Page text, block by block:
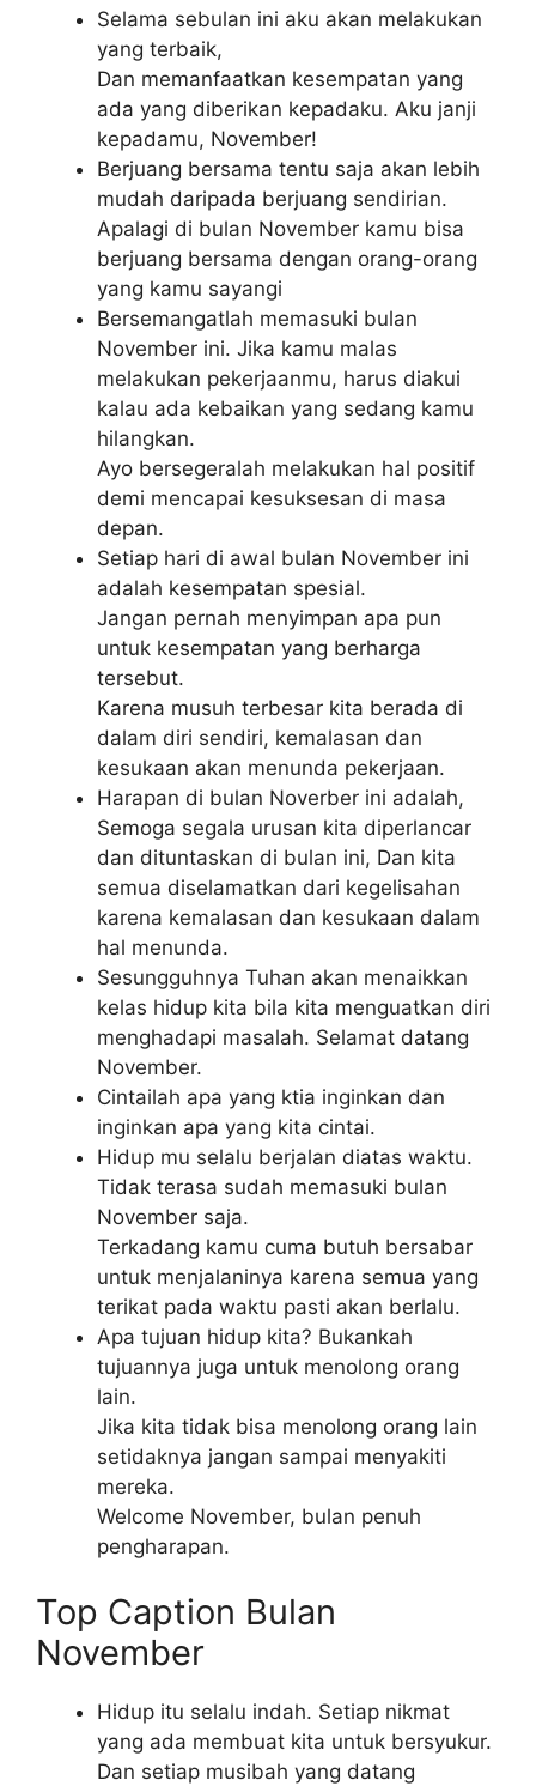
Selama sebulan ini aku akan melakukan
yang terbaik,
Dan memanfaatkan kesempatan yang
ada yang diberikan kepadaku. Aku janji
kepadamu, November!
Berjuang bersama tentu saja akan lebih
mudah daripada berjuang sendirian.
Apalagi di bulan November kamu bisa
berjuang bersama dengan orang-orang
yang kamu sayangi
Bersemangatlah memasuki bulan
November ini. Jika kamu malas
melakukan pekerjaanmu, harus diakui
kalau ada kebaikan yang sedang kamu
hilangkan.
Ayo bersegeralah melakukan hal positif
demi mencapai kesuksesan di masa
depan.
Setiap hari di awal bulan November ini
adalah kesempatan spesial.
Jangan pernah menyimpan apa pun
untuk kesempatan yang berharga
tersebut.
Karena musuh terbesar kita berada di
dalam diri sendiri, kemalasan dan
kesukaan akan menunda pekerjaan.
Harapan di bulan Noverber ini adalah,
Semoga segala urusan kita diperlancar
dan dituntaskan di bulan ini, Dan kita
semua diselamatkan dari kegelisahan
karena kemalasan dan kesukaan dalam
hal menunda.
Sesungguhnya Tuhan akan menaikkan
kelas hidup kita bila kita menguatkan diri
menghadapi masalah. Selamat datang
November.
Cintailah apa yang ktia inginkan dan
inginkan apa yang kita cintai.
Hidup mu selalu berjalan diatas waktu.
Tidak terasa sudah memasuki bulan
November saja.
Terkadang kamu cuma butuh bersabar
untuk menjalaninya karena semua yang
terikat pada waktu pasti akan berlalu.
Apa tujuan hidup kita? Bukankah
tujuannya juga untuk menolong orang
lain.
Jika kita tidak bisa menolong orang lain
setidaknya jangan sampai menyakiti
mereka.
Welcome November, bulan penuh
pengharapan.
Top Caption Bulan
November
Hidup itu selalu indah. Setiap nikmat
yang ada membuat kita untuk bersyukur.
Dan setiap musibah yang datang